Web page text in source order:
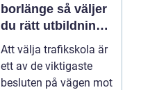
borlänge så väljer
du rätt utbildning
mot körkort
Att välja trafikskola är
ett av de viktigaste
besluten på vägen mot